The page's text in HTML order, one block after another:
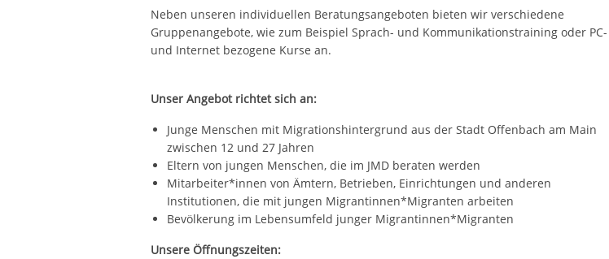
Neben unseren individuellen Beratungsangeboten bieten wir verschiedene
Gruppenangebote, wie zum Beispiel Sprach- und Kommunikationstraining oder PC-
und Internet bezogene Kurse an.
Unser Angebot richtet sich an:
Junge Menschen mit Migrationshintergrund aus der Stadt Offenbach am Main
zwischen 12 und 27 Jahren
Eltern von jungen Menschen, die im JMD beraten werden
Mitarbeiter*innen von Ämtern, Betrieben, Einrichtungen und anderen
Institutionen, die mit jungen Migrantinnen*Migranten arbeiten
Bevölkerung im Lebensumfeld junger Migrantinnen*Migranten
Unsere Öffnungszeiten: